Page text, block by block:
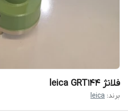
فلانژ leica GRT144
برند: leica